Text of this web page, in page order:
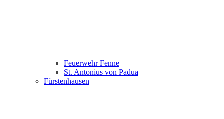
Feuerwehr Fenne
St. Antonius von Padua
Fürstenhausen